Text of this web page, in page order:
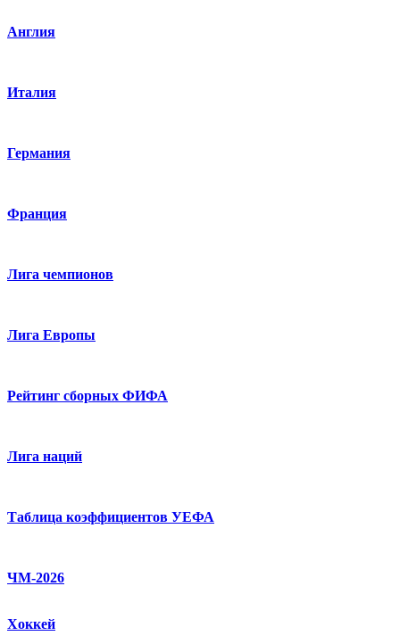
Англия
Италия
Германия
Франция
Лига чемпионов
Лига Европы
Рейтинг сборных ФИФА
Лига наций
Таблица коэффициентов УЕФА
ЧМ-2026
Хоккей